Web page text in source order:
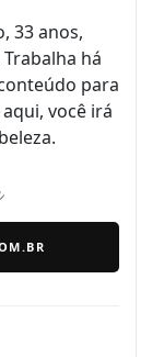
33 anos,
há
para
você irá